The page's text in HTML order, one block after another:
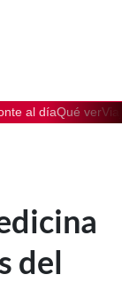
al díaQué ver
del